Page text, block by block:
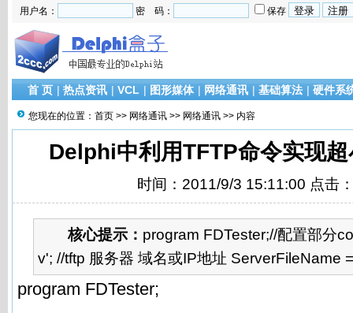
用户名： 密 码： 保存
首 页 | 热点资讯 | VCL | 图形媒体 | 网络通讯 | 基础算法 | 硬件系
您现在的位置： 首页 >> 网络通讯 >> 网络通讯 >> 内容
Delphi中利用TFTP命令实现
时间：2011/9/3 15:11:00 点击
核心提示： program FDTester;//配置部分
v'; //tftp 服务器 域名或IP地址 ServerFileName
program FDTester;